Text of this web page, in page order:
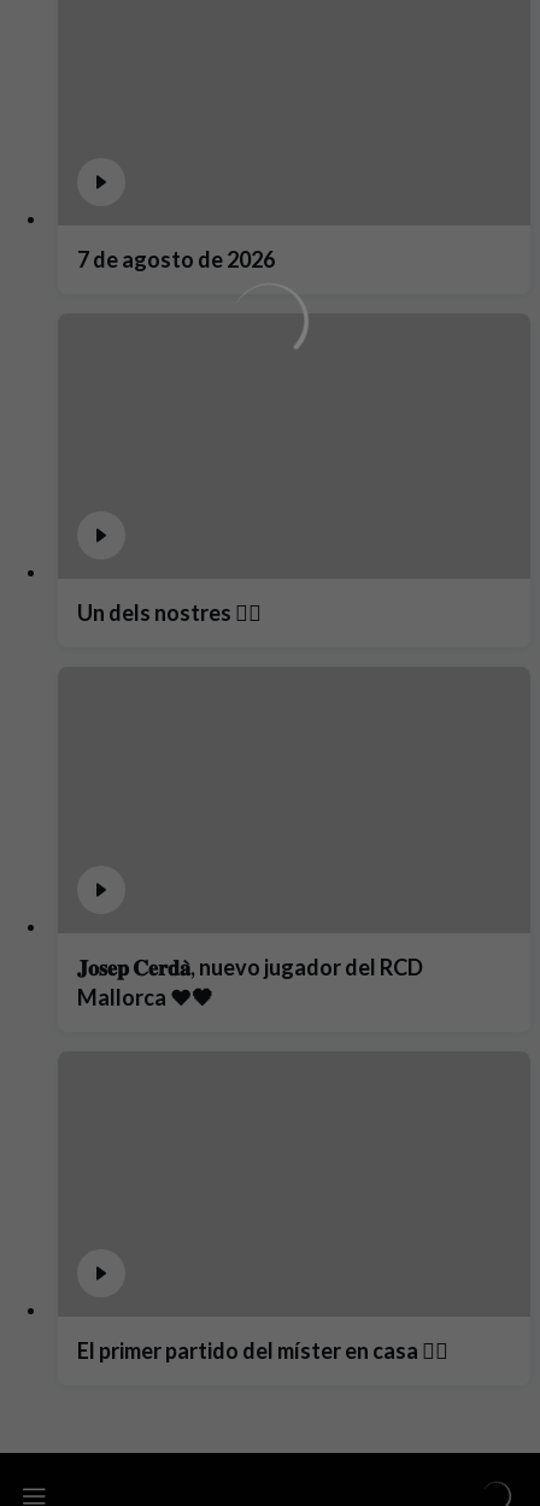
7 de agosto de 2026
Un dels nostres ❤️‍🔥
𝐉𝐨𝐬𝐞𝐩 𝐂𝐞𝐫𝐝𝐚̀, nuevo jugador del RCD
Mallorca ❤️🖤
El primer partido del míster en casa ❤️‍🔥